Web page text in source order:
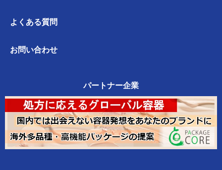
よくある質問
お問い合わせ
パートナー企業